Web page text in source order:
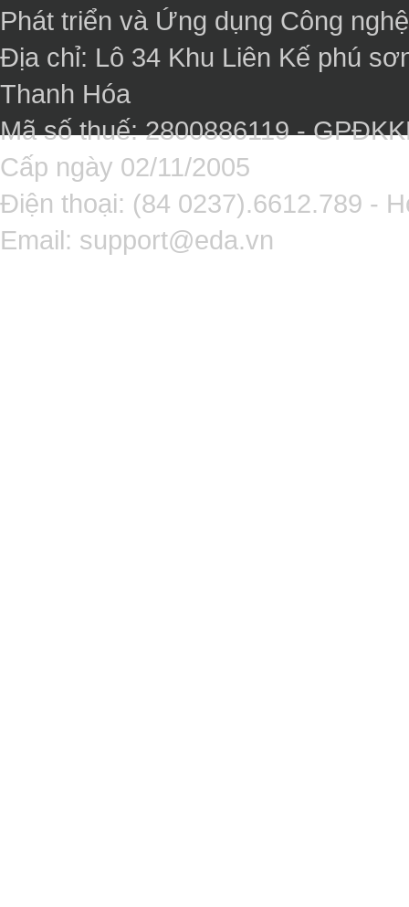
Phát triển và Ứng dụng Công
Địa chỉ: Lô 34 Khu Liên Kế phú
Thanh Hóa
Mã số thuế: 2800886119 -
Cấp ngày 02/11/2005
Điện thoại: (84 0237).6612.789 -
Email: support@eda.vn